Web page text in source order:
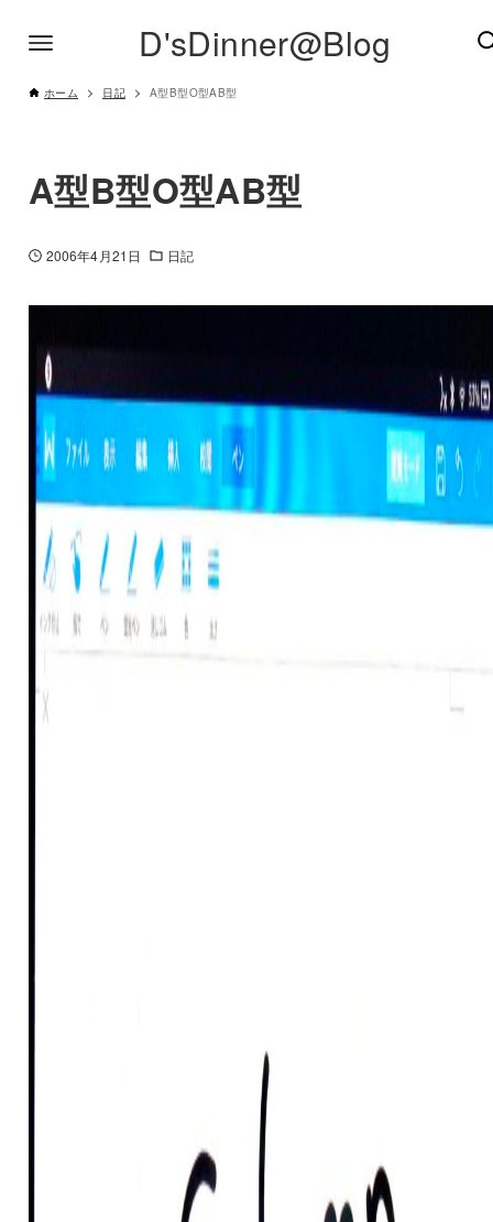
D'sDinner@Blog
ホーム 日記 A型B型O型AB型
A型B型O型AB型
2006年4月21日 日記